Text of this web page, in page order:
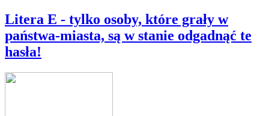
Litera E - tylko osoby, które grały w
państwa-miasta, są w stanie odgadnąć te
hasła!